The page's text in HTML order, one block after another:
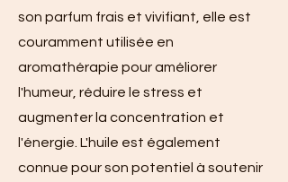
son parfum frais et vivifiant, elle est
couramment utilisée en
aromathérapie pour améliorer
l'humeur, réduire le stress et
augmenter la concentration et
l'énergie. L'huile est également
connue pour son potentiel à soutenir